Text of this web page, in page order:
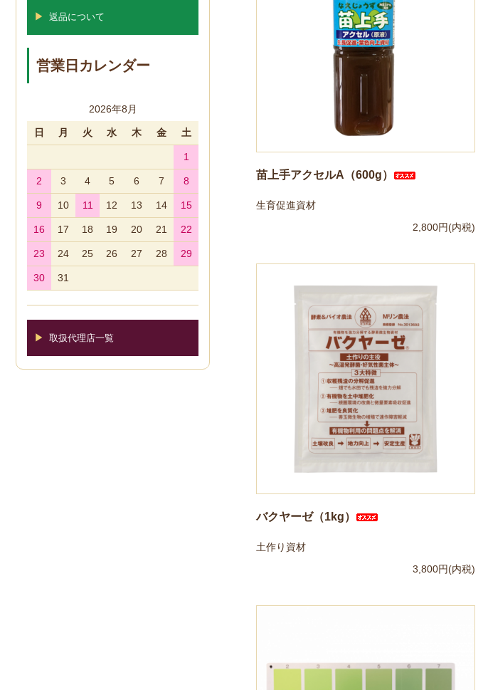
▶ 返品について
営業日カレンダー
2026年8月
日 月 火 水 木 金 土
1
2 3 4 5 6 7 8
9 10 11 12 13 14 15
16 17 18 19 20 21 22
23 24 25 26 27 28 29
30 31
▶ 取扱代理店一覧
苗上手アクセルA（600g）
生育促進資材
2,800円(内税)
バクヤーゼ（1kg）
土作り資材
3,800円(内税)